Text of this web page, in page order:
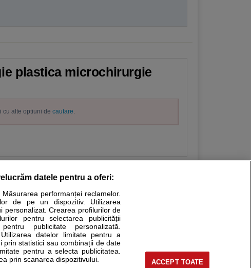
plastica microchirurgie
cu alte optiuni de cautare.
Stiri medicale
educational. Ele nu pot substitui consultul medical direct si
sa consultati fie medicul Dvs., fie unul dintre medicii pe care
datele pentru a oferi:
performanței reclamelor.
de pe un dispozitiv. Utilizarea
personalizat. Crearea profilurilor de
pentru selectarea publicității
publicitate personalizată.
datelor limitate pentru a
prin statistici sau combinații de date
pentru a selecta publicitatea.
prin scanarea dispozitivului.
ACCEPT TOATE